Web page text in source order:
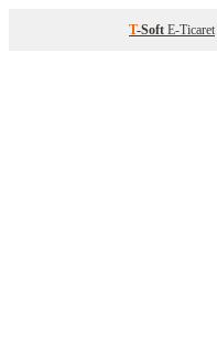
T-Soft E-Ticaret